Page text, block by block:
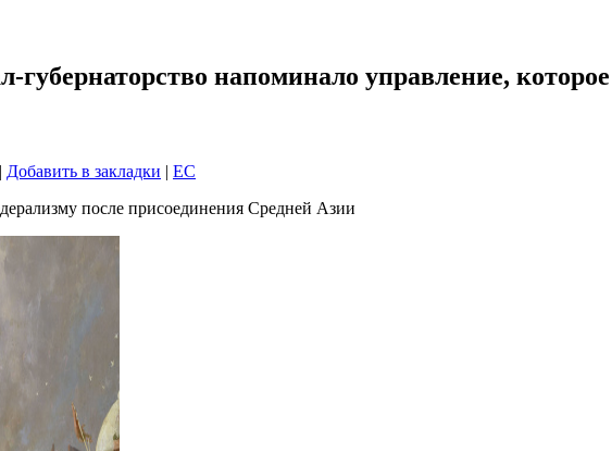
губернаторство напоминало управление,
| Добавить в закладки | EC
после присоединения Средней Азии